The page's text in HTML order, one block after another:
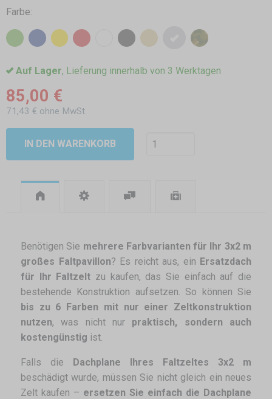
Farbe:
Auf Lager, Lieferung innerhalb von 3 Werktagen
85,00 €
71,43 € ohne MwSt.
IN DEN WARENKORB
Benötigen Sie mehrere Farbvarianten für Ihr 3x2 m
großes Faltpavillon? Es reicht aus, ein Ersatzdach
für Ihr Faltzelt zu kaufen, das Sie einfach auf die
bestehende Konstruktion aufsetzen. So können Sie
bis zu 6 Farben mit nur einer Zeltkonstruktion
nutzen, was nicht nur praktisch, sondern auch
kostengünstig ist.
Falls die Dachplane Ihres Faltzeltes 3x2 m
beschädigt wurde, müssen Sie nicht gleich ein neues
Zelt kaufen – ersetzen Sie einfach die Dachplane